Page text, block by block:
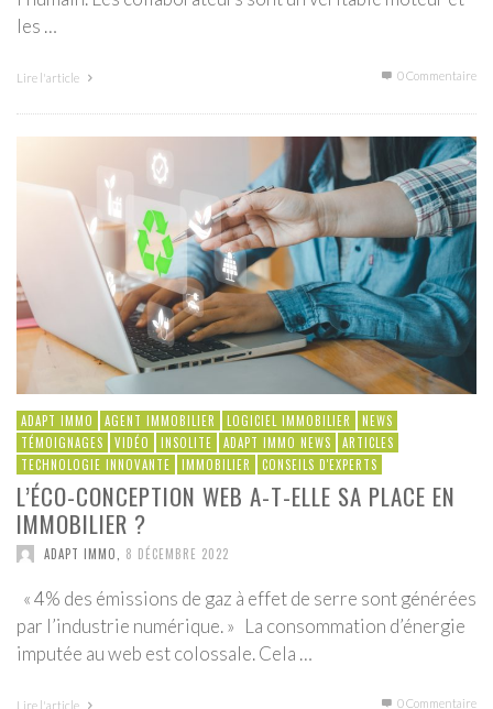
les …
Lire l'article 0 Commentaire
ADAPT IMMO AGENT IMMOBILIER LOGICIEL IMMOBILIER
NEWS
TÉMOIGNAGES
VIDÉO INSOLITE ADAPT IMMO NEWS
ARTICLES
TECHNOLOGIE INNOVANTE
IMMOBILIER CONSEILS D'EXPERTS
L’ÉCO-CONCEPTION WEB A-T-ELLE SA PLACE EN
IMMOBILIER ?
ADAPT IMMO 8 DÉCEMBRE 2022
« 4% des émissions de gaz à effet de serre sont générées
par l’industrie numérique. » La consommation d’énergie
imputée au web est colossale. Cela …
Lire l'article 0 Commentaire